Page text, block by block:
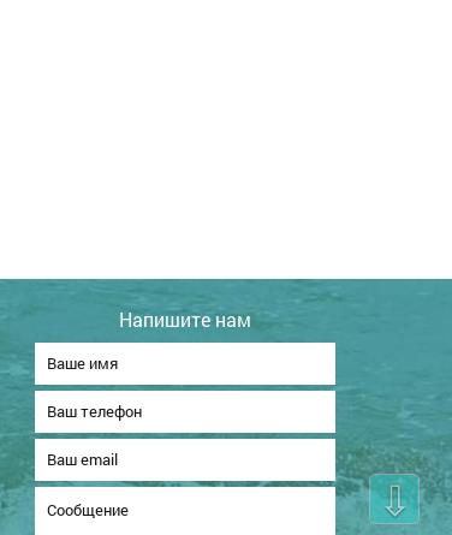
Напишите нам
⇩